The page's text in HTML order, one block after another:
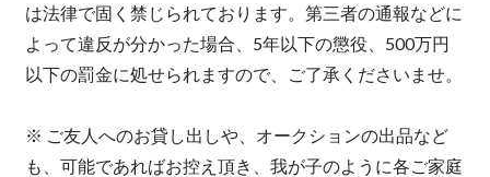
は法律で固く禁じられております。第三者の通報などに
よって違反が分かった場合、5年以下の懲役、500万円
以下の罰金に処せられますので、ご了承くださいませ。
※ ご友人へのお貸し出しや、オークションの出品など
も、可能であればお控え頂き、我が子のように各ご家庭